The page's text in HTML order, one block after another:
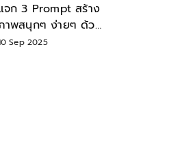
จก 3 Prompt สร้าง
าพสนุกๆ ง่ายๆ ด้วย
Banana ใน
Sep 2025